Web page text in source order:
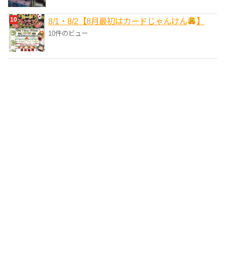
8/1・8/2【8月最初はカードじゃんけん 】
10件のビュー